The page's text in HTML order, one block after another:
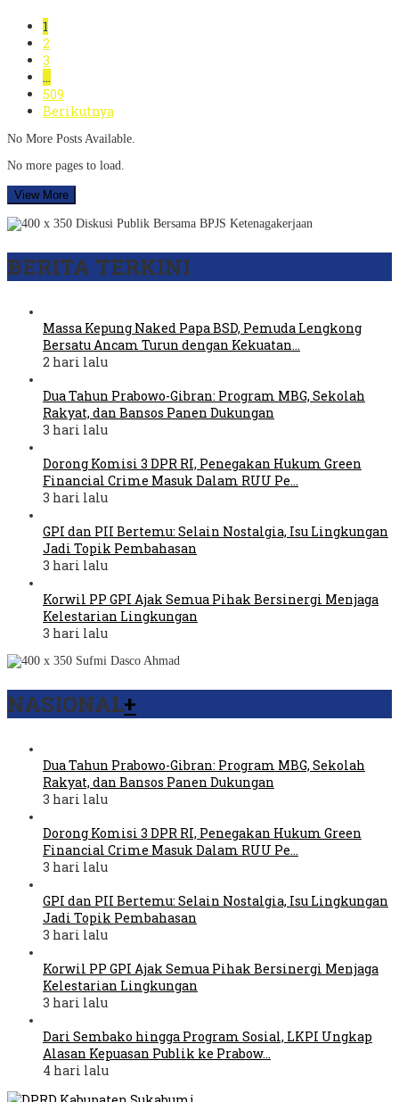
1
2
3
…
509
Berikutnya
No More Posts Available.
No more pages to load.
View More
BERITA TERKINI
Massa Kepung Naked Papa BSD, Pemuda Lengkong
Bersatu Ancam Turun dengan Kekuatan…
2 hari lalu
Dua Tahun Prabowo-Gibran: Program MBG, Sekolah
Rakyat, dan Bansos Panen Dukungan
3 hari lalu
Dorong Komisi 3 DPR RI, Penegakan Hukum Green
Financial Crime Masuk Dalam RUU Pe…
3 hari lalu
GPI dan PII Bertemu: Selain Nostalgia, Isu Lingkungan
Jadi Topik Pembahasan
3 hari lalu
Korwil PP GPI Ajak Semua Pihak Bersinergi Menjaga
Kelestarian Lingkungan
3 hari lalu
NASIONAL+
Dua Tahun Prabowo-Gibran: Program MBG, Sekolah
Rakyat, dan Bansos Panen Dukungan
3 hari lalu
Dorong Komisi 3 DPR RI, Penegakan Hukum Green
Financial Crime Masuk Dalam RUU Pe…
3 hari lalu
GPI dan PII Bertemu: Selain Nostalgia, Isu Lingkungan
Jadi Topik Pembahasan
3 hari lalu
Korwil PP GPI Ajak Semua Pihak Bersinergi Menjaga
Kelestarian Lingkungan
3 hari lalu
Dari Sembako hingga Program Sosial, LKPI Ungkap
Alasan Kepuasan Publik ke Prabow…
4 hari lalu